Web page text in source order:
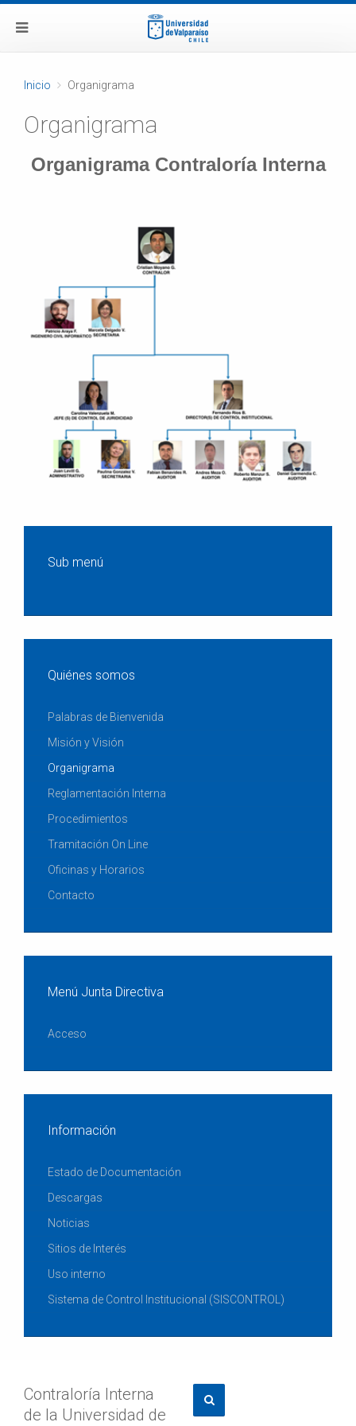
Inicio Organigrama
Organigrama
Organigrama Contraloría Interna
Sub menú
Quiénes somos
Palabras de Bienvenida
Misión y Visión
Organigrama
Reglamentación Interna
Procedimientos
Tramitación On Line
Oficinas y Horarios
Contacto
Menú Junta Directiva
Acceso
Información
Estado de Documentación
Descargas
Noticias
Sitios de Interés
Uso interno
Sistema de Control Institucional (SISCONTROL)
Contraloría Interna
de la Universidad de